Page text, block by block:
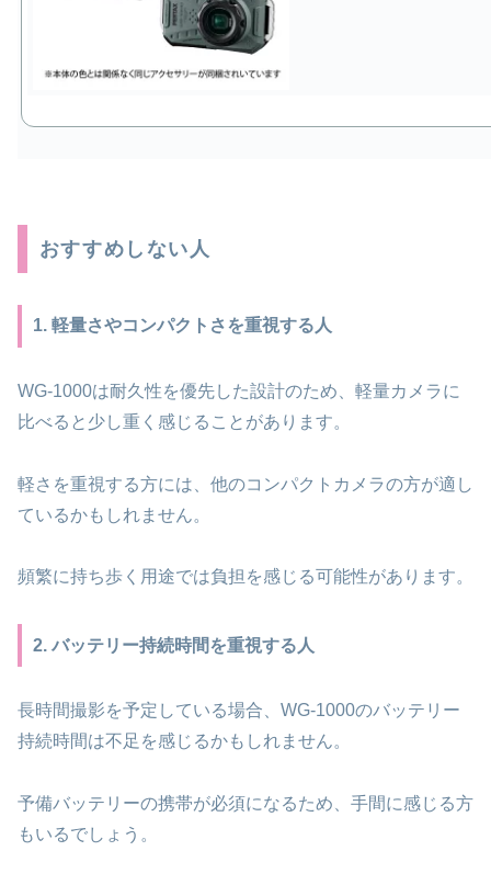
おすすめしない人
1. 軽量さやコンパクトさを重視する人
WG-1000は耐久性を優先した設計のため、軽量カメラに
比べると少し重く感じることがあります。
軽さを重視する方には、他のコンパクトカメラの方が適し
ているかもしれません。
頻繁に持ち歩く用途では負担を感じる可能性があります。
2. バッテリー持続時間を重視する人
長時間撮影を予定している場合、WG-1000のバッテリー
持続時間は不足を感じるかもしれません。
予備バッテリーの携帯が必須になるため、手間に感じる方
もいるでしょう。